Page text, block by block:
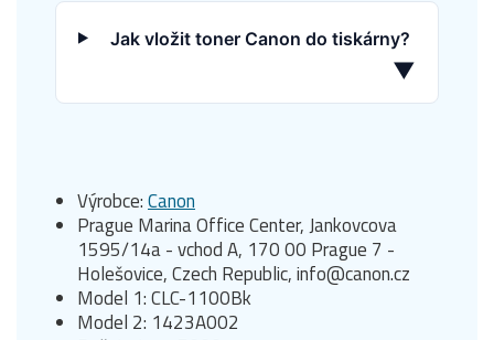
Jak vložit toner Canon do tiskárny?
▼
Výrobce:Canon
Prague Marina Office Center, Jankovcova
1595/14a - vchod A, 170 00 Prague 7 -
Holešovice, Czech Republic, info@canon.cz
Model 1: CLC-1100Bk
Model 2: 1423A002